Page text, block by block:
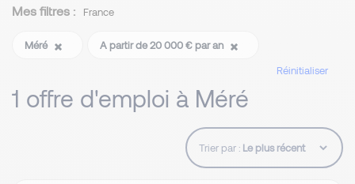
Mes filtres : France
Méré
A partir de 20 000 € par an
Réinitialiser
1 offre d'emploi à Méré
Trier par :